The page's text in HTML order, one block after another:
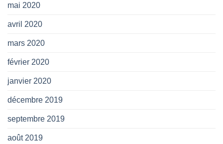
mai 2020
avril 2020
mars 2020
février 2020
janvier 2020
décembre 2019
septembre 2019
août 2019